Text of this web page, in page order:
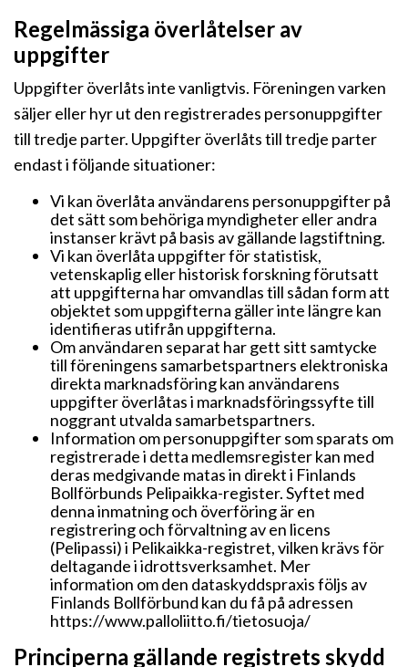
Regelmässiga överlåtelser av
uppgifter
Uppgifter överlåts inte vanligtvis. Föreningen varken
säljer eller hyr ut den registrerades personuppgifter
till tredje parter. Uppgifter överlåts till tredje parter
endast i följande situationer:
Vi kan överlåta användarens personuppgifter på
det sätt som behöriga myndigheter eller andra
instanser krävt på basis av gällande lagstiftning.
Vi kan överlåta uppgifter för statistisk,
vetenskaplig eller historisk forskning förutsatt
att uppgifterna har omvandlas till sådan form att
objektet som uppgifterna gäller inte längre kan
identifieras utifrån uppgifterna.
Om användaren separat har gett sitt samtycke
till föreningens samarbetspartners elektroniska
direkta marknadsföring kan användarens
uppgifter överlåtas i marknadsföringssyfte till
noggrant utvalda samarbetspartners.
Information om personuppgifter som sparats om
registrerade i detta medlemsregister kan med
deras medgivande matas in direkt i Finlands
Bollförbunds Pelipaikka-register. Syftet med
denna inmatning och överföring är en
registrering och förvaltning av en licens
(Pelipassi) i Pelikaikka-registret, vilken krävs för
deltagande i idrottsverksamhet. Mer
information om den dataskyddspraxis följs av
Finlands Bollförbund kan du få på adressen
https://www.palloliitto.fi/tietosuoja/
Principerna gällande registrets skydd